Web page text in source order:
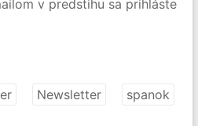
v predstihu sa prihláste
Newsletter spanok